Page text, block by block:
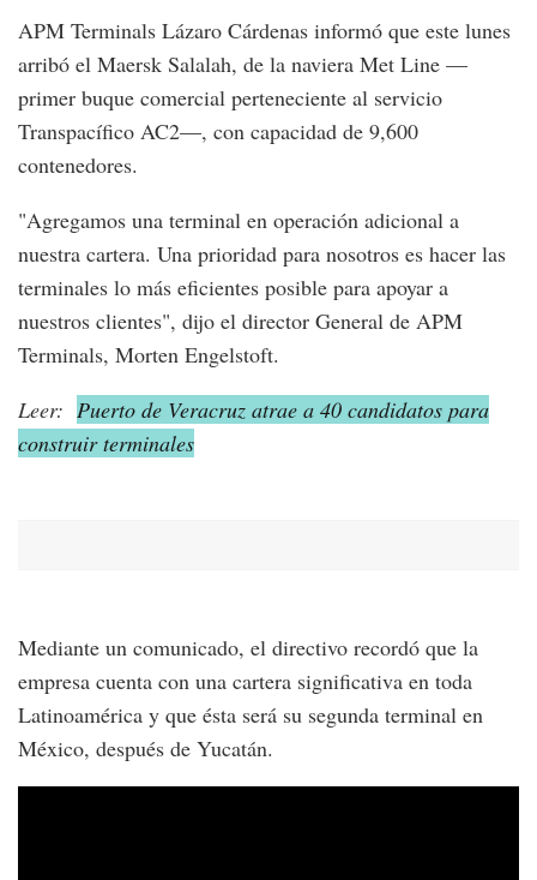
APM Terminals Lázaro Cárdenas informó que este lunes
arribó el Maersk Salalah, de la naviera Met Line —
primer buque comercial perteneciente al servicio
Transpacífico AC2—, con capacidad de 9,600
contenedores.
"Agregamos una terminal en operación adicional a
nuestra cartera. Una prioridad para nosotros es hacer las
terminales lo más eficientes posible para apoyar a
nuestros clientes", dijo el director General de APM
Terminals, Morten Engelstoft.
Leer: Puerto de Veracruz atrae a 40 candidatos para
construir terminales
Mediante un comunicado, el directivo recordó que la
empresa cuenta con una cartera significativa en toda
Latinoamérica y que ésta será su segunda terminal en
México, después de Yucatán.